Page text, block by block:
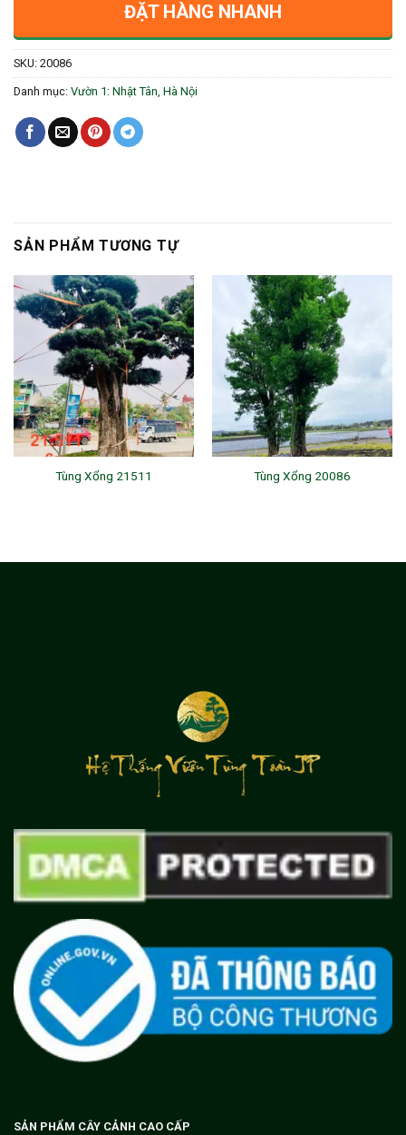
ĐẶT HÀNG NHANH
SKU: 20086
Danh mục: Vườn 1: Nhật Tân, Hà Nội
SẢN PHẨM TƯƠNG TỰ
Tùng Xổng 21511 Tùng Xổng 20086
SẢN PHẨM CÂY CẢNH CAO CẤP